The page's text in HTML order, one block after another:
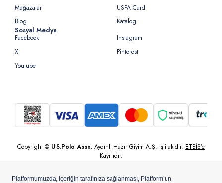
Mağazalar
USPA Card
Blog
Katalog
Sosyal Medya
Facebook
Instagram
X
Pinterest
Youtube
Copyright © U.S.Polo Assn. Aydınlı Hazır Giyim A.Ş. iştirakidir. ETBİS’e
Kayıtlıdır.